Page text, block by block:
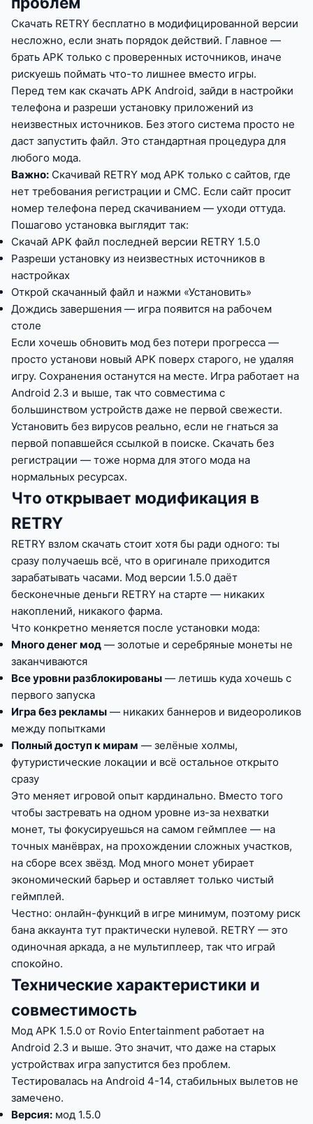
Скачать RETRY бесплатно в модифицированной версии
несложно, если знать порядок действий. Главное —
брать APK только с проверенных источников, иначе
рискуешь поймать что-то лишнее вместо игры.
Перед тем как скачать APK Android, зайди в настройки
телефона и разреши установку приложений из
неизвестных источников. Без этого система просто не
даст запустить файл. Это стандартная процедура для
любого мода.
Важно: Скачивай RETRY мод APK только с сайтов, где
нет требования регистрации и СМС. Если сайт просит
номер телефона перед скачиванием — уходи оттуда.
Пошагово установка выглядит так:
Скачай APK файл последней версии RETRY 1.5.0
Разреши установку из неизвестных источников в
настройках
Открой скачанный файл и нажми «Установить»
Дождись завершения — игра появится на рабочем
столе
Если хочешь обновить мод без потери прогресса —
просто установи новый APK поверх старого, не удаляя
игру. Сохранения останутся на месте. Игра работает на
Android 2.3 и выше, так что совместима с
большинством устройств даже не первой свежести.
Установить без вирусов реально, если не гнаться за
первой попавшейся ссылкой в поиске. Скачать без
регистрации — тоже норма для этого мода на
нормальных ресурсах.
Что открывает модификация в
RETRY
RETRY взлом скачать стоит хотя бы ради одного: ты
сразу получаешь всё, что в оригинале приходится
зарабатывать часами. Мод версии 1.5.0 даёт
бесконечные деньги RETRY на старте — никаких
накоплений, никакого фарма.
Что конкретно меняется после установки мода:
Много денег мод — золотые и серебряные монеты не
заканчиваются
Все уровни разблокированы — летишь куда хочешь с
первого запуска
Игра без рекламы — никаких баннеров и видеороликов
между попытками
Полный доступ к мирам — зелёные холмы,
футуристические локации и всё остальное открыто
сразу
Это меняет игровой опыт кардинально. Вместо того
чтобы застревать на одном уровне из-за нехватки
монет, ты фокусируешься на самом геймплее — на
точных манёврах, на прохождении сложных участков,
на сборе всех звёзд. Мод много монет убирает
экономический барьер и оставляет только чистый
геймплей.
Честно: онлайн-функций в игре минимум, поэтому риск
бана аккаунта тут практически нулевой. RETRY — это
одиночная аркада, а не мультиплеер, так что играй
спокойно.
Технические характеристики и
совместимость
Мод APK 1.5.0 от Rovio Entertainment работает на
Android 2.3 и выше. Это значит, что даже на старых
устройствах игра запустится без проблем.
Тестировалась на Android 4-14, стабильных вылетов не
замечено.
Версия: мод 1.5.0